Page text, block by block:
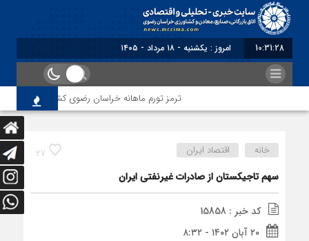
10:31:28 امروز : یکشنبه - ۱۸ مرداد - ۱۴۰۵
ترمز تورم ماهانه خراسان رضوی کشیده شد؛ فشار
27 خانه اقتصاد ایران
سهم تاجیکستان از صادرات غیرنفتی ایران
کد خبر : 15858
۲۰ آبان ۱۴۰۲ - ۸:۳۲